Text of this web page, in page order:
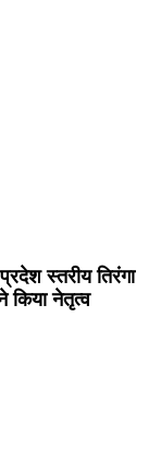
स्तरीय तिरंगा
किया नेतृत्व